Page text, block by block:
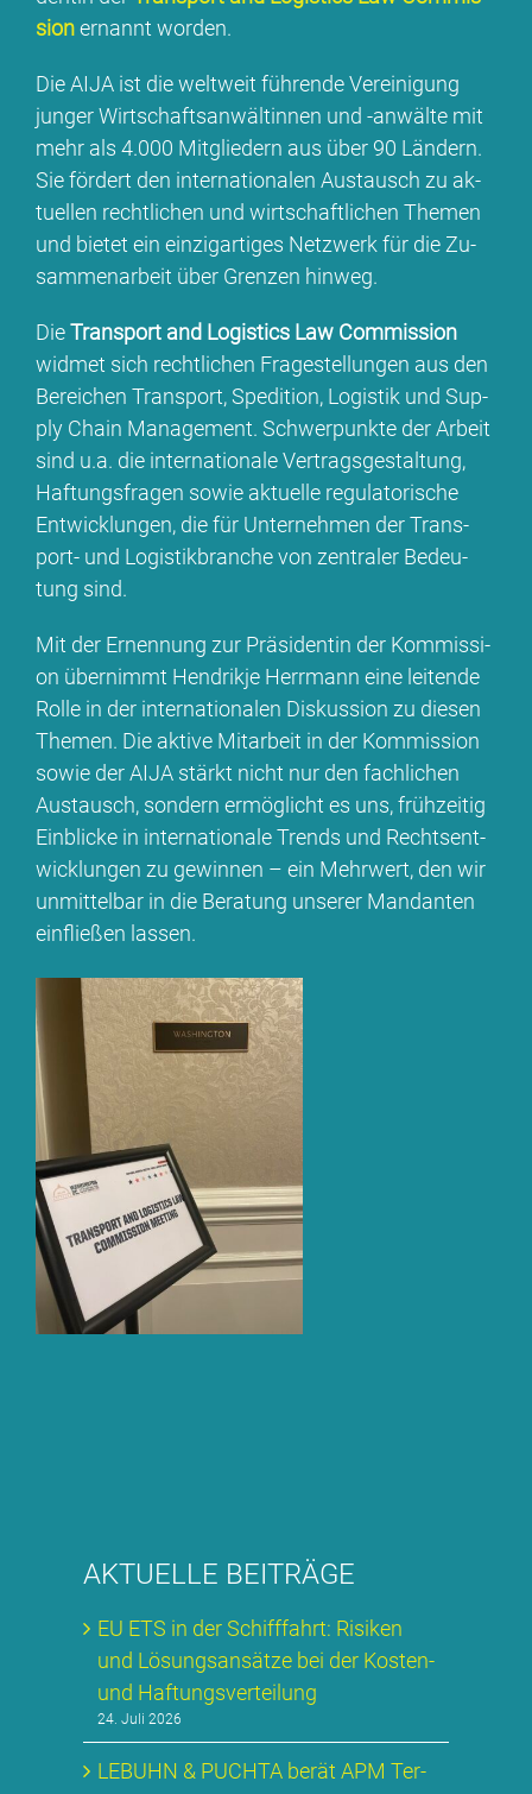
si­oner­nannt wor­den.
Die AI­JA ist die welt­weit füh­ren­de Ver­ei­ni­gung
jun­ger Wirt­schafts­an­wäl­tin­nen und -an­wäl­te mit
mehr als 4.000 Mit­glie­dern aus über 90 Län­dern.
Sie för­dert den in­ter­na­tio­na­len Aus­tausch zu ak­
tu­el­len recht­li­chen und wirt­schaft­li­chen The­men
und bie­tet ein ein­zig­ar­ti­ges Netz­werk für die Zu­
sam­men­ar­beit über Gren­zen hin­weg.
DieTrans­port and Lo­gi­stics Law Com­mis­si­on
wid­met sich recht­li­chen Fra­ge­stel­lun­gen aus den
Be­rei­chen Trans­port, Spe­di­ti­on, Lo­gis­tik und Sup­
p­ly Chain Ma­nage­ment. Schwer­punk­te der Ar­beit
sind u.a. die in­ter­na­tio­na­le Ver­trags­ge­stal­tung,
Haf­tungs­fra­gen so­wie ak­tu­el­le re­gu­la­to­ri­sche
Ent­wick­lun­gen, die für Un­ter­neh­men der Trans­
port- und Lo­gis­tik­bran­che von zen­tra­ler Be­deu­
tung sind.
Mit der Er­nen­nung zur Prä­si­den­tin der Kom­mis­si­
on über­nimmt Hen­drik­je Herr­mann ei­ne lei­ten­de
Rol­le in der in­ter­na­tio­na­len Dis­kus­si­on zu die­sen
The­men. Die ak­ti­ve Mit­ar­beit in der Kom­mis­si­on
so­wie der AI­JA stärkt nicht nur den fach­li­chen
Aus­tausch, son­dern er­mög­licht es uns, früh­zei­tig
Ein­bli­cke in in­ter­na­tio­na­le Trends und Rechts­ent­
wick­lun­gen zu ge­win­nen – ein Mehr­wert, den wir
un­mit­tel­bar in die Be­ra­tung un­se­rer Man­dan­ten
ein­flie­ßen las­sen.
AK­TU­EL­LE BEI­TRÄ­GE
EU ETS in der Schiff­fahrt: Ri­si­ken
und Lö­sungs­an­sät­ze bei der Kos­ten-
und Haf­tungs­ver­tei­lung
24. Juli 2026
LE­BUHN & PUCH­TA be­rät APM Ter­